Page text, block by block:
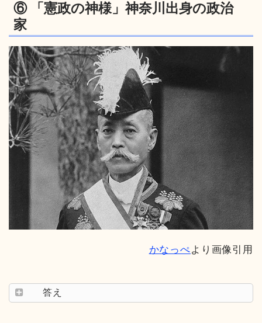
⑥ 「憲政の神様」神奈川出身の政治
家
かなっぺより画像引用
答え